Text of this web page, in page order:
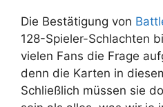
Die Bestätigung von
128-Spieler-Schlachten
vielen Fans die Frage
denn die Karten in
Schließlich müssen sie